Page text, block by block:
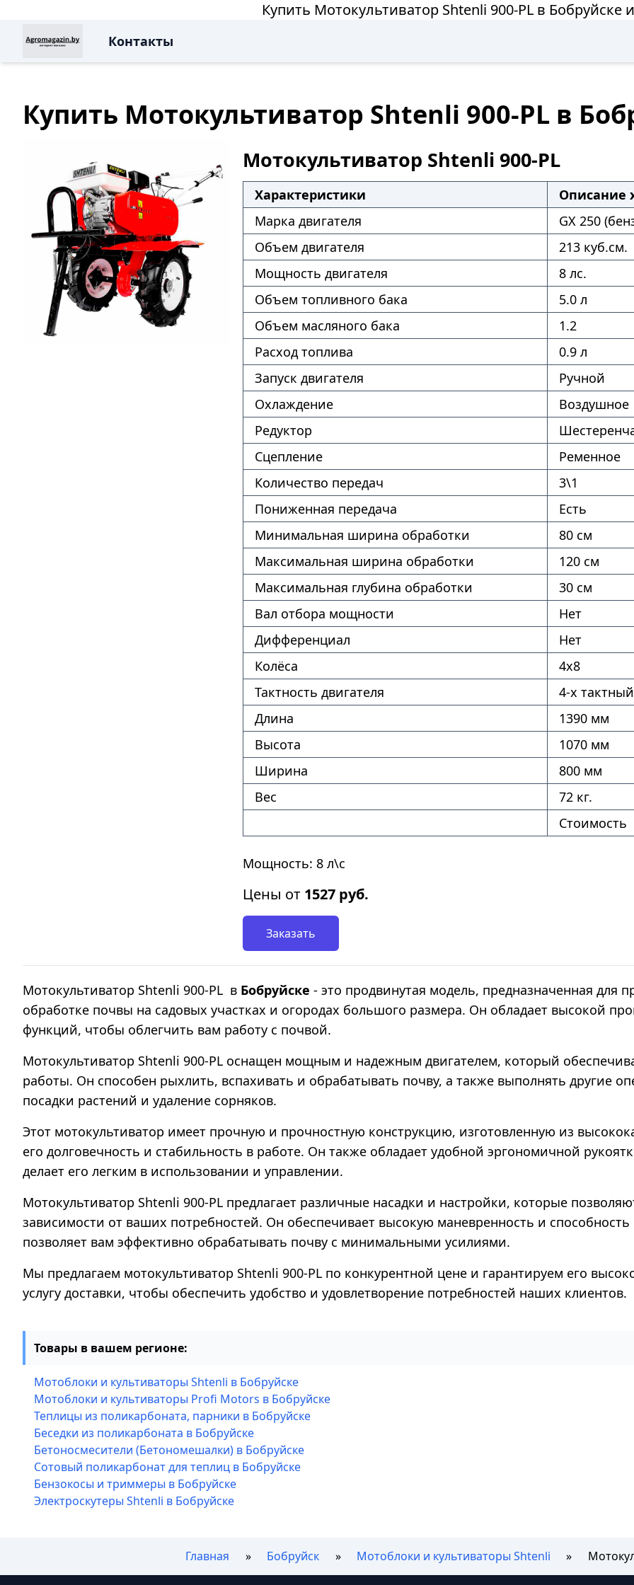
Купить Мотокультиватор Shtenli 900-PL в Бобруйске
Контакты
Купить Мотокультиватор Shtenli 900-PL в
Мотокультиватор Shtenli 900-PL
Характеристики
Описание
Марка двигателя
GX 250
Объем двигателя
213 куб.см.
Мощность двигателя
8 лс.
Объем топливного бака
5.0 л
Объем масляного бака
1.2
Расход топлива
0.9 л
Запуск двигателя
Ручной
Охлаждение
Воздушное
Редуктор
Сцепление
Ременное
Количество передач
3\1
Пониженная передача
Есть
Минимальная ширина обработки
80 см
Максимальная ширина обработки
120 см
Максимальная глубина обработки
30 см
Вал отбора мощности
Нет
Дифференциал
Нет
Колёса
4х8
Тактность двигателя
4-х тактный
Длина
1390 мм
Высота
1070 мм
Ширина
800 мм
Вес
72 кг.
Стоимость
Мощность: 8 л\с
Цены от 1527 руб.
Заказать
Мотокультиватор Shtenli 900-PL в Бобруйске - это продвинутая модель, предназначенная для
обработке почвы на садовых участках и огородах большого размера. Он обладает высокой
функций, чтобы облегчить вам работу с почвой.
Мотокультиватор Shtenli 900-PL оснащен мощным и надежным двигателем, который
работы. Он способен рыхлить, вспахивать и обрабатывать почву, а также выполнять другие
посадки растений и удаление сорняков.
Этот мотокультиватор имеет прочную и прочностную конструкцию, изготовленную из
его долговечность и стабильность в работе. Он также обладает удобной эргономичной
делает его легким в использовании и управлении.
Мотокультиватор Shtenli 900-PL предлагает различные насадки и настройки, которые
зависимости от ваших потребностей. Он обеспечивает высокую маневренность и
позволяет вам эффективно обрабатывать почву с минимальными усилиями.
Мы предлагаем мотокультиватор Shtenli 900-PL по конкурентной цене и гарантируем его
услугу доставки, чтобы обеспечить удобство и удовлетворение потребностей наших клиентов.
Товары в вашем регионе:
Мотоблоки и культиваторы Shtenli в Бобруйске
Мотоблоки и культиваторы Profi Motors в Бобруйске
Теплицы из поликарбоната, парники в Бобруйске
Беседки из поликарбоната в Бобруйске
Бетоносмесители (Бетономешалки) в Бобруйске
Сотовый поликарбонат для теплиц в Бобруйске
Бензокосы и триммеры в Бобруйске
Электроскутеры Shtenli в Бобруйске
Главная Бобруйск Мотоблоки и культиваторы Shtenli